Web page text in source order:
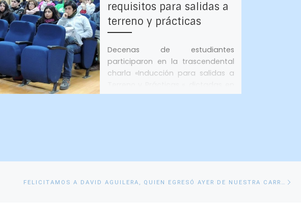
requisitos para salidas a
terreno y prácticas
Decenas de estudiantes
participaron en la trascendental
charla «Inducción para salidas a
conjunto por los académicos […]
FELICITAMOS A DAVID AGUILERA, QUIEN EGRESÓ AYER DE NUESTRA CARRERA